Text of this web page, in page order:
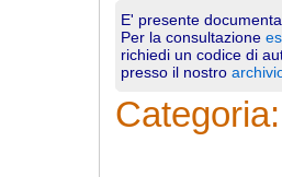
E' presente
Per la consultazione
richiedi un codice di
presso il nostro
Categoria: